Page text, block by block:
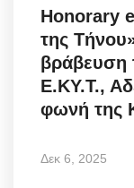
Honorary
της
βράβευση
Ε.ΚΥ.Τ.,
φωνή της
Δεκ 6, 2025